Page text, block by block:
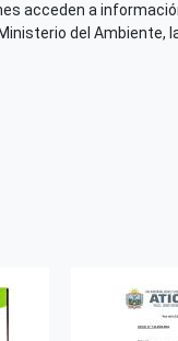
acceden a
del Ambiente,